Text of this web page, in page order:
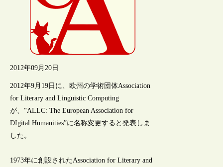
2012年09月20日
2012年9月19日に、欧州の学術団体Association
for Literary and Linguistic Computing
が、“ALLC: The European Association for
DIgital Humanities”に名称変更すると発表しま
した。
1973年に創設されたAssociation for Literary and